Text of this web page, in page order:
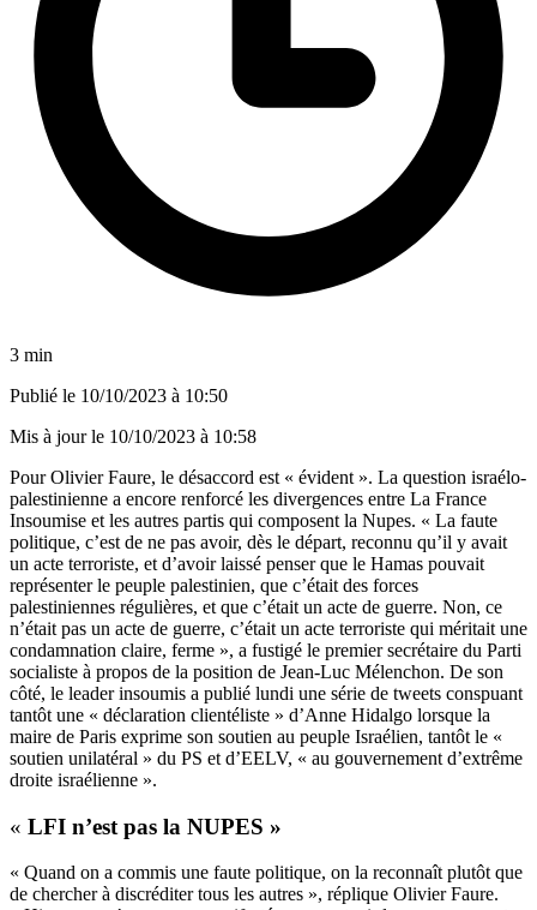
3 min
Publié le 10/10/2023 à 10:50
Mis à jour le 10/10/2023 à 10:58
Pour Olivier Faure, le désaccord est « évident ». La question israélo-
palestinienne a encore renforcé les divergences entre La France
Insoumise et les autres partis qui composent la Nupes. « La faute
politique, c’est de ne pas avoir, dès le départ, reconnu qu’il y avait
un acte terroriste, et d’avoir laissé penser que le Hamas pouvait
représenter le peuple palestinien, que c’était des forces
palestiniennes régulières, et que c’était un acte de guerre. Non, ce
n’était pas un acte de guerre, c’était un acte terroriste qui méritait une
condamnation claire, ferme », a fustigé le premier secrétaire du Parti
socialiste à propos de la position de Jean-Luc Mélenchon. De son
côté, le leader insoumis a publié lundi une série de tweets conspuant
tantôt une « déclaration clientéliste » d’Anne Hidalgo lorsque la
maire de Paris exprime son soutien au peuple Israélien, tantôt le «
soutien unilatéral » du PS et d’EELV, « au gouvernement d’extrême
droite israélienne ».
« LFI n’est pas la NUPES »
« Quand on a commis une faute politique, on la reconnaît plutôt que
de chercher à discréditer tous les autres », réplique Olivier Faure.